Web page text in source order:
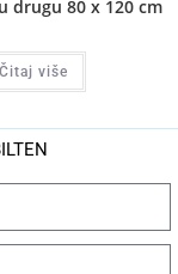
drugu 80 x 120 cm
Čitaj više